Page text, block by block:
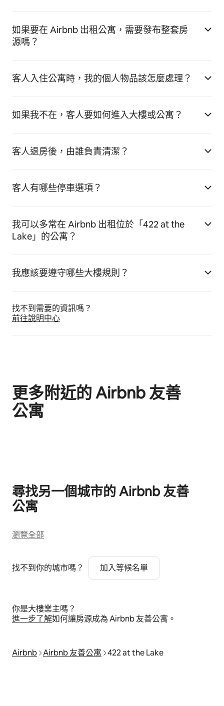
如果要在 Airbnb 出租公寓，需要發布整套房
源嗎？
客人入住公寓時，我的個人物品該怎麼處理？
如果我不在，客人要如何進入大樓或公寓？
客人退房後，由誰負責清潔？
客人有哪些停車選項？
我可以多常在 Airbnb 出租位於「422 at the
Lake」的公寓？
我應該要遵守哪些大樓規則？
找不到需要的資訊嗎⁠？
前往說明中心
更多附近的 Airbnb 友⁠善
公⁠寓
尋找另一個城市的 Airbnb 友⁠善
公⁠寓
瀏覽全部
找不到你的城市嗎？ 加入等候名單
你是大樓業主嗎？
進⁠一⁠步了⁠解如何讓房源成為 Airbnb 友善公寓⁠。
Airbnb Airbnb 友善公寓 422 at the Lake